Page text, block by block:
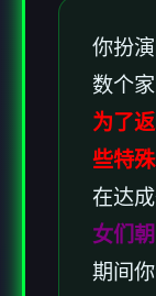
你扮
数个
为了
些特殊
在达
女们
期间